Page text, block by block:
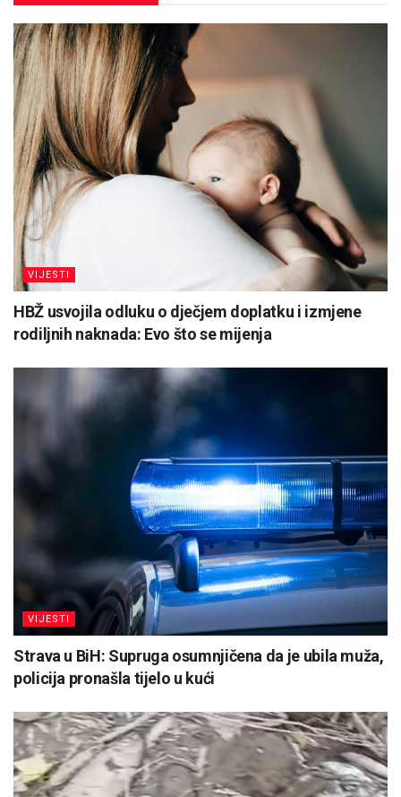
VIJESTI
HBŽ usvojila odluku o dječjem doplatku i izmjene
rodiljnih naknada: Evo što se mijenja
VIJESTI
Strava u BiH: Supruga osumnjičena da je ubila muža,
policija pronašla tijelo u kući